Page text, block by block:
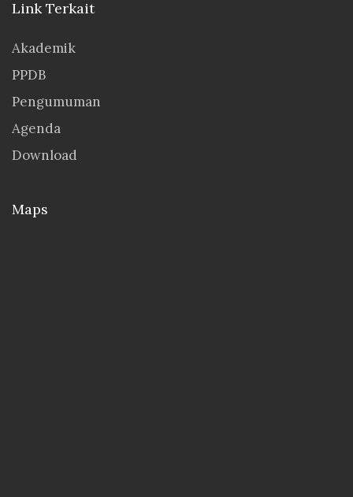
Link Terkait
Akademik
PPDB
Pengumuman
Agenda
Download
Maps